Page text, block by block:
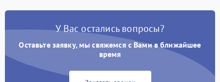
У Вас остались вопросы?
Оставьте заявку, мы свяжемся с Вами в ближайшее
время